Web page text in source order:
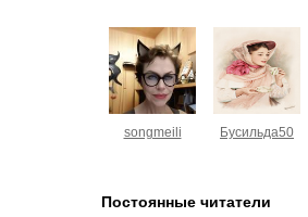
songmeili Бусильда50
Постоянные читатели